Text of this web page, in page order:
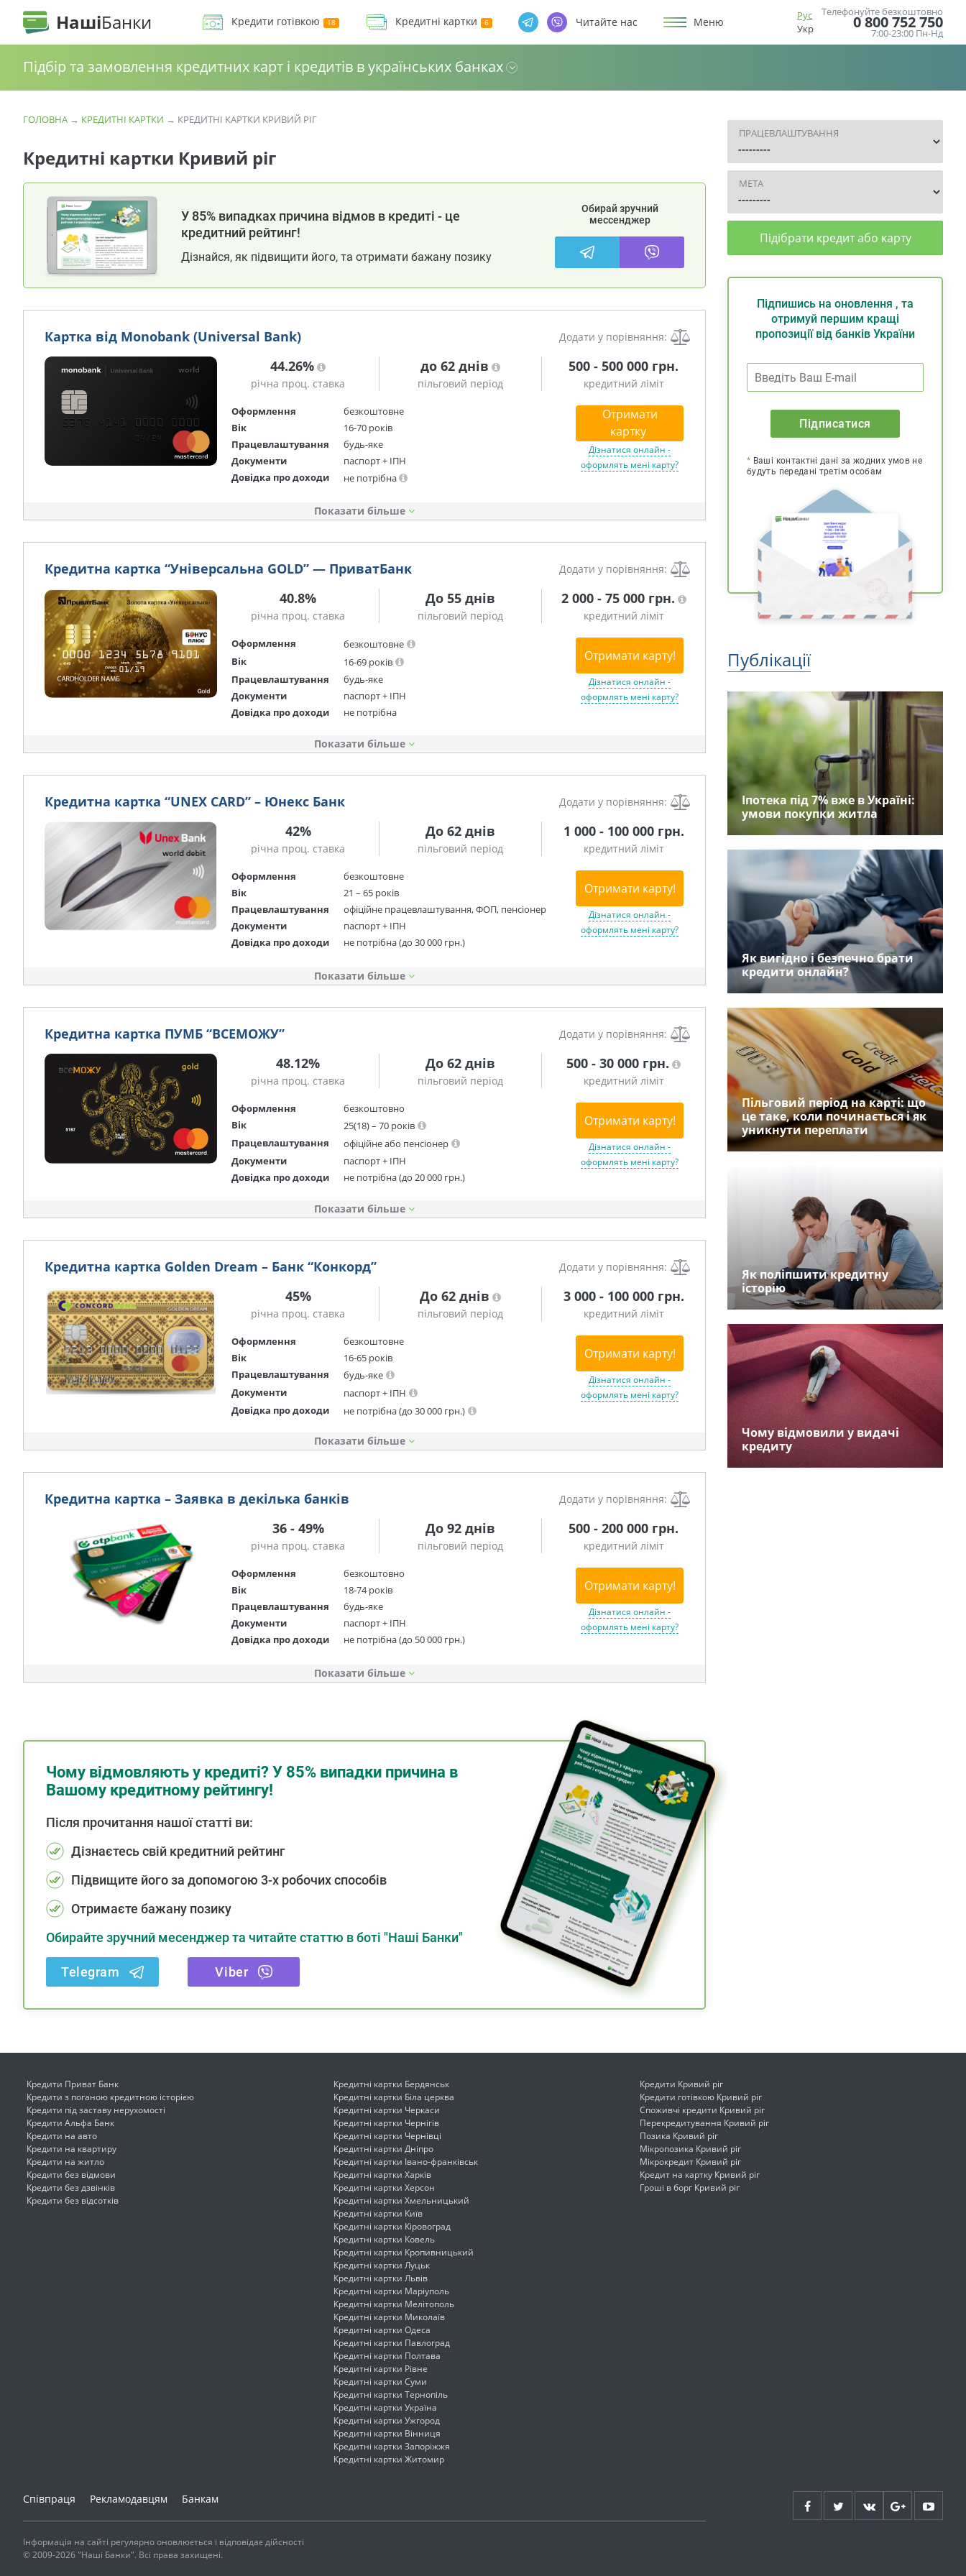
НашіБанки Кредити готівкою Кредитні картки Читайте нас Меню
Рус
Укр
Телефонуйте безкоштовно
0 800 752 750
7:00-23:00 Пн-Нд
Підбір та замовлення кредитних карт і кредитів в українських банках
ГОЛОВНА → КРЕДИТНІ КАРТКИ → КРЕДИТНІ КАРТКИ КРИВИЙ РІГ
Кредитні картки Кривий ріг
У 85% випадках причина відмов в кредиті - це
кредитний рейтинг!
Дізнайся, як підвищити його, та отримати бажану позику
Обирай зручний
мессенджер
Картка від Monobank (Universal Bank) Додати у порівняння:
44.26%
річна проц. ставка
до 62 днів
пільговий період
500 - 500 000 грн.
кредитний ліміт
Оформлення
безкоштовне
Вік
16-70 років
Працевлаштування
будь-яке
Документи
паспорт + ІПН
Довідка про доходи
не потрібна
Отримати
картку
та додаток!
Дізнатися онлайн -
оформлять мені карту?
Показати
Кредитна картка “Універсальна GOLD” — ПриватБанк Додати у порівняння:
40.8%
річна проц. ставка
До 55 днів
пільговий період
2 000 - 75 000 грн.
кредитний ліміт
Оформлення
безкоштовне
Вік
16-69 років
Працевлаштування
будь-яке
Документи
паспорт + ІПН
Довідка про доходи
не потрібна
Отримати карту!
Дізнатися онлайн -
оформлять мені карту?
Показати
Кредитна картка “UNEX CARD” – Юнекс Банк Додати у порівняння:
42%
річна проц. ставка
До 62 днів
пільговий період
1 000 - 100 000 грн.
кредитний ліміт
Оформлення
безкоштовне
Вік
21 – 65 років
Працевлаштування
офіційне працевлаштування, ФОП, пенсіонер
Документи
паспорт + ІПН
Довідка про доходи
не потрібна (до 30 000 грн.)
Отримати карту!
Дізнатися онлайн -
оформлять мені карту?
Показати
Кредитна картка ПУМБ “ВСЕМОЖУ” Додати у порівняння:
48.12%
річна проц. ставка
До 62 днів
пільговий період
500 - 30 000 грн.
кредитний ліміт
Оформлення
безкоштовно
Вік
25(18) – 70 років
Працевлаштування
офіційне або пенсіонер
Документи
паспорт + ІПН
Довідка про доходи
не потрібна (до 20 000 грн.)
Отримати карту!
Дізнатися онлайн -
оформлять мені карту?
Показати
Кредитна картка Golden Dream – Банк “Конкорд” Додати у порівняння:
45%
річна проц. ставка
До 62 днів
пільговий період
3 000 - 100 000 грн.
кредитний ліміт
Оформлення
безкоштовне
Вік
16-65 років
Працевлаштування
будь-яке
Документи
паспорт + ІПН
Довідка про доходи
не потрібна (до 30 000 грн.)
Отримати карту!
Дізнатися онлайн -
оформлять мені карту?
Показати
Кредитна картка – Заявка в декілька банків Додати у порівняння:
36 - 49%
річна проц. ставка
До 92 днів
пільговий період
500 - 200 000 грн.
кредитний ліміт
Оформлення
безкоштовно
Вік
18-74 років
Працевлаштування
будь-яке
Документи
паспорт + ІПН
Довідка про доходи
не потрібна (до 50 000 грн.)
Отримати карту!
Дізнатися онлайн -
оформлять мені карту?
Показати
Чому відмовляють у кредиті? У 85% випадки причина в
Вашому кредитному рейтингу!
Після прочитання нашої статті ви:
Дізнаєтесь свій кредитний рейтинг
Підвищите його за допомогою 3-х робочих способів
Отримаєте бажану позику
Обирайте зручний месенджер та читайте статтю в боті "Наші Банки"
Telegram Viber
ПРАЦЕВЛАШТУВАННЯ
МЕТА
Підібрати кредит або карту
Підпишись на оновлення , та
отримуй першим кращі
пропозиції від банків України
Підписатися
* Ваші контактні дані за жодних умов не
будуть передані третім особам
Публікації
Іпотека під 7% вже в Україні:
умови покупки житла
Як вигідно і безпечно брати
кредити онлайн?
Пільговий період на карті: що
це таке, коли починається і як
уникнути переплати
Як поліпшити кредитну
історію
Чому відмовили у видачі
кредиту
Кредити Приват Банк
Кредити з поганою кредитною історією
Кредити під заставу нерухомості
Кредити Альфа Банк
Кредити на авто
Кредити на квартиру
Кредити на житло
Кредити без відмови
Кредити без дзвінків
Кредити без відсотків
Кредитні картки Бердянськ
Кредитні картки Біла церква
Кредитні картки Черкаси
Кредитні картки Чернігів
Кредитні картки Чернівці
Кредитні картки Дніпро
Кредитні картки Івано-франківськ
Кредитні картки Харків
Кредитні картки Херсон
Кредитні картки Хмельницький
Кредитні картки Київ
Кредитні картки Кіровоград
Кредитні картки Ковель
Кредитні картки Кропивницький
Кредитні картки Луцьк
Кредитні картки Львів
Кредитні картки Маріуполь
Кредитні картки Мелітополь
Кредитні картки Миколаїв
Кредитні картки Одеса
Кредитні картки Павлоград
Кредитні картки Полтава
Кредитні картки Рівне
Кредитні картки Суми
Кредитні картки Тернопіль
Кредитні картки Україна
Кредитні картки Ужгород
Кредитні картки Вінниця
Кредитні картки Запоріжжя
Кредитні картки Житомир
Кредити Кривий ріг
Кредити готівкою Кривий ріг
Споживчі кредити Кривий ріг
Перекредитування Кривий ріг
Позика Кривий ріг
Мікропозика Кривий ріг
Мікрокредит Кривий ріг
Кредит на картку Кривий ріг
Гроші в борг Кривий ріг
Співпраця Рекламодавцям Банкам
Інформація на сайті регулярно оновлюється і відповідає дійсності
© 2009-2026 "Наші Банки". Всі права захищені.